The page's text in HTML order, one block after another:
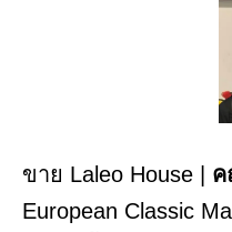
ขาย Laleo House | ค
European Classic